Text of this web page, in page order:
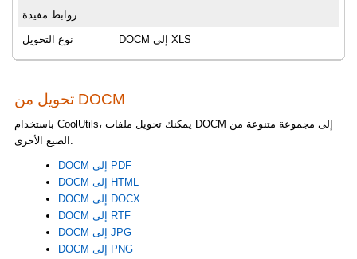
روابط مفيدة
نوع التحويل DOCM إلى XLS
تحويل من DOCM
باستخدام CoolUtils، يمكنك تحويل ملفات DOCM إلى مجموعة متنوعة من
الصيغ الأخرى:
DOCM إلى PDF
DOCM إلى HTML
DOCM إلى DOCX
DOCM إلى RTF
DOCM إلى JPG
DOCM إلى PNG